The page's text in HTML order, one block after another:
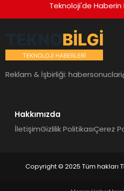
Teknoloji'de
Reklam & İşbirliği:
Hakkımızda
İletişimGizlilik PolitikasıÇerez
Copyright © 2025 Tüm hakları